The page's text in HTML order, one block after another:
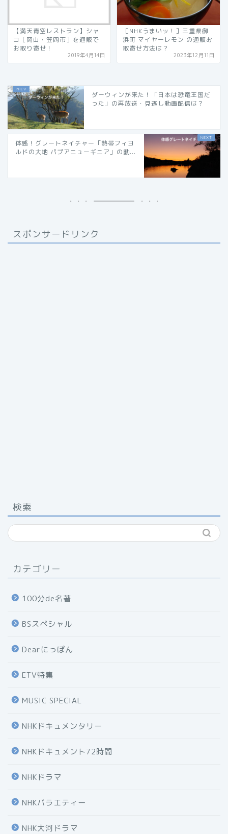
【満天青空レストラン】シャ
コ［岡山・笠岡市］を通販で
お取り寄せ！
2019年4月14日
［NHKうまいッ！］三重県御
浜町 マイヤーレモン の通販お
取寄せ方法は？
2023年12月11日
ダーウィンが来た！「日本は恐竜王国だ
った」の再放送・見逃し動画配信は？
体感！グレートネイチャー「熱帯フィヨ
ルドの大地 パプアニューギニア」の動...
スポンサードリンク
検索
カテゴリー
100分de名著
BSスペシャル
Dearにっぽん
ETV特集
MUSIC SPECIAL
NHKドキュメンタリー
NHKドキュメント72時間
NHKドラマ
NHKバラエティー
NHK大河ドラマ